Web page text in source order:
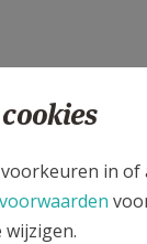
op
in of